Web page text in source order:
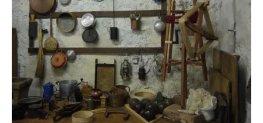
German
English
Spanish
French
Italiano